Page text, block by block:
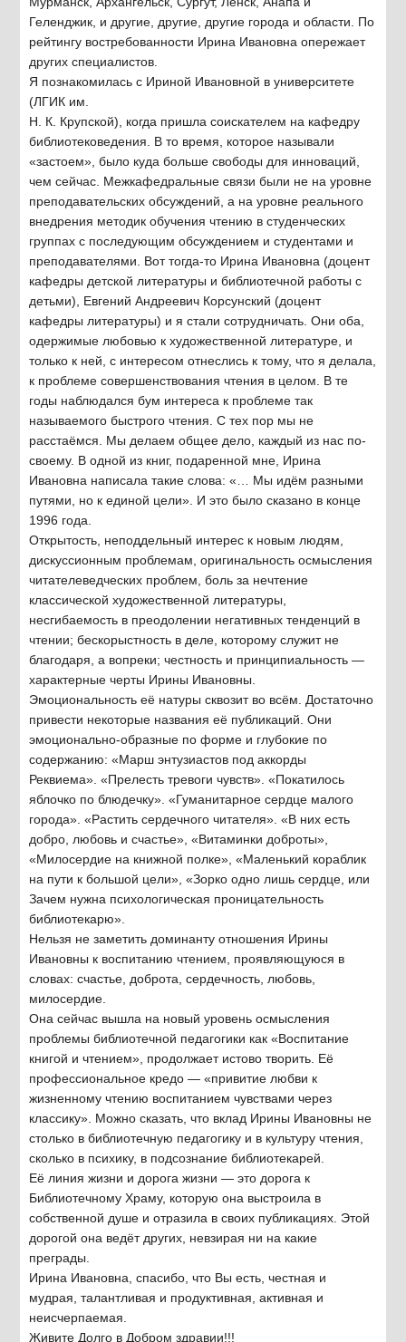
Геленджик, и другие, другие, другие города и области. По
рейтингу востребованности Ирина Ивановна опережает
других специалистов.
Я познакомилась с Ириной Ивановной в университете
(ЛГИК им.
Н. К. Крупской), когда пришла соискателем на кафедру
библиотековедения. В то время, которое называли
«застоем», было куда больше свободы для инноваций,
чем сейчас. Межкафедральные связи были не на уровне
преподавательских обсуждений, а на уровне реального
внедрения методик обучения чтению в студенческих
группах с последующим обсуждением и студентами и
преподавателями. Вот тогда-то Ирина Ивановна (доцент
кафедры детской литературы и библиотечной работы с
детьми), Евгений Андреевич Корсунский (доцент
кафедры литературы) и я стали сотрудничать. Они оба,
одержимые любовью к художественной литературе, и
только к ней, с интересом отнеслись к тому, что я делала,
к проблеме совершенствования чтения в целом. В те
годы наблюдался бум интереса к проблеме так
называемого быстрого чтения. С тех пор мы не
расстаёмся. Мы делаем общее дело, каждый из нас по-
своему. В одной из книг, подаренной мне, Ирина
Ивановна написала такие слова: «… Мы идём разными
путями, но к единой цели». И это было сказано в конце
1996 года.
Открытость, неподдельный интерес к новым людям,
дискуссионным проблемам, оригинальность осмысления
читателеведческих проблем, боль за нечтение
классической художественной литературы,
несгибаемость в преодолении негативных тенденций в
чтении; бескорыстность в деле, которому служит не
благодаря, а вопреки; честность и принципиальность —
характерные черты Ирины Ивановны.
Эмоциональность её натуры сквозит во всём. Достаточно
привести некоторые названия её публикаций. Они
эмоционально-образные по форме и глубокие по
содержанию: «Марш энтузиастов под аккорды
Реквиема». «Прелесть тревоги чувств». «Покатилось
яблочко по блюдечку». «Гуманитарное сердце малого
города». «Растить сердечного читателя». «В них есть
добро, любовь и счастье», «Витаминки доброты»,
«Милосердие на книжной полке», «Маленький кораблик
на пути к большой цели», «Зорко одно лишь сердце, или
Зачем нужна психологическая проницательность
библиотекарю».
Нельзя не заметить доминанту отношения Ирины
Ивановны к воспитанию чтением, проявляющуюся в
словах: счастье, доброта, сердечность, любовь,
милосердие.
Она сейчас вышла на новый уровень осмысления
проблемы библиотечной педагогики как «Воспитание
книгой и чтением», продолжает истово творить. Её
профессиональное кредо — «привитие любви к
жизненному чтению воспитанием чувствами через
классику». Можно сказать, что вклад Ирины Ивановны не
столько в библиотечную педагогику и в культуру чтения,
сколько в психику, в подсознание библиотекарей.
Её линия жизни и дорога жизни — это дорога к
Библиотечному Храму, которую она выстроила в
собственной душе и отразила в своих публикациях. Этой
дорогой она ведёт других, невзирая ни на какие
преграды.
Ирина Ивановна, спасибо, что Вы есть, честная и
мудрая, талантливая и продуктивная, активная и
неисчерпаемая.
Живите Долго в Добром здравии!!!